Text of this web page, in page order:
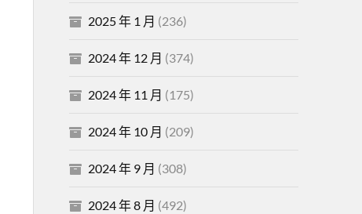
2025 年 1 月 (236)
2024 年 12 月 (374)
2024 年 11 月 (175)
2024 年 10 月 (209)
2024 年 9 月 (308)
2024 年 8 月 (492)